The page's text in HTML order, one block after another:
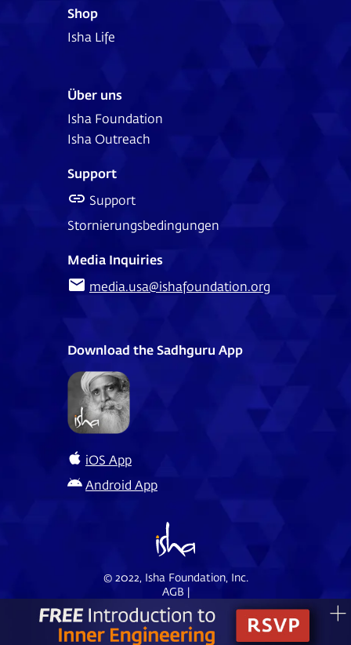
Shop
Isha Life
Über uns
Isha Foundation
Isha Outreach
Support
Support
Stornierungsbedingungen
Media Inquiries
media.usa@ishafoundation.org
Download the Sadhguru App
iOS App
Android App
© 2022, Isha Foundation, Inc.
AGB |
Datenschutzerklärung | Unterstützt durch Fastly